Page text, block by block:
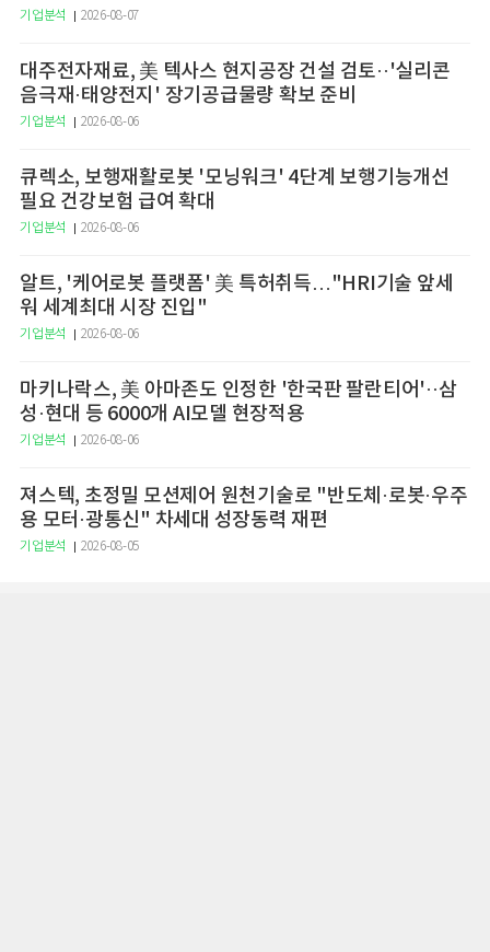
기업분석 2026-08-07
대주전자재료, 美 텍사스 현지공장 건설 검토··'실리콘
음극재·태양전지' 장기공급물량 확보 준비
기업분석 2026-08-06
큐렉소, 보행재활로봇 '모닝워크' 4단계 보행기능개선
필요 건강보험 급여 확대
기업분석 2026-08-06
알트, '케어로봇 플랫폼' 美 특허취득…"HRI기술 앞세
워 세계최대 시장 진입"
기업분석 2026-08-06
마키나락스, 美 아마존도 인정한 '한국판 팔란티어'··삼
성·현대 등 6000개 AI모델 현장적용
기업분석 2026-08-06
져스텍, 초정밀 모션제어 원천기술로 "반도체·로봇·우주
용 모터·광통신" 차세대 성장동력 재편
기업분석 2026-08-05